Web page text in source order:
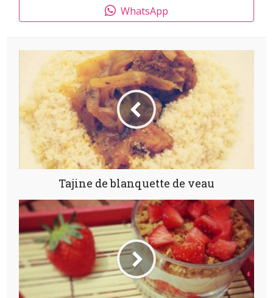
WhatsApp
Tajine de blanquette de veau